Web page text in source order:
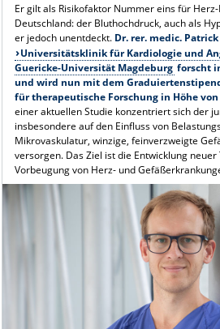
INTRANET
Er gilt als Risikofaktor Nummer eins für
Deutschland: der Bluthochdruck, auch als
er jedoch unentdeckt. Dr. rer. medic.
Universitätsklinik für Kardiologie und
Guericke-Universität Magdeburg forscht
und wird nun mit dem
für therapeutische Forschung in Höhe
einer aktuellen Studie konzentriert sich der
insbesondere auf den Einfluss von
Mikrovaskulatur, winzige, feinverzweigte
versorgen. Das Ziel ist die Entwicklung
Vorbeugung von Herz- und